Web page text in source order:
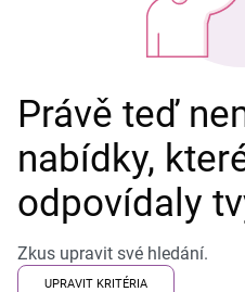
Právě teď
nabídky,
odpovídaly
Zkus upravit své hledání.
UPRAVIT KRITÉRIA